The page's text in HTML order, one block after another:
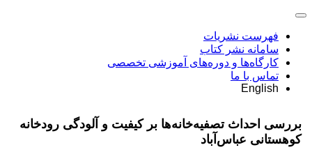
فهرست نشریات
سامانه نشر کتاب
کارگاه‌ها و دوره‌های آموزشی تخصصی
تماس با ما
English
بررسی احداث تصفیه‌خانه‌ها بر کیفیت و آلودگی رودخانه
کوهستانی عباس‌آباد